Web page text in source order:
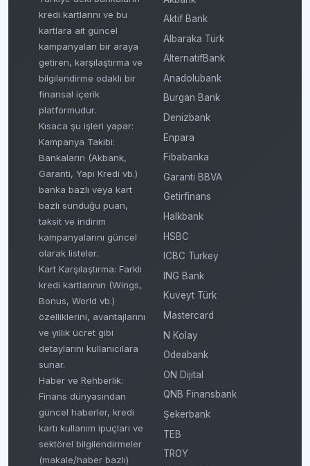
kredi kartlarını ve bu
kartlara ait güncel
kampanyaları bir araya
getiren, karşılaştırma ve
bilgilendirme odaklı bir
finansal içerik
platformudur.
Kısaca şu işleri yapar:
Kampanya Takibi:
Bankaların (Akbank,
Garanti, Yapı Kredi vb.)
banka bazlı veya kart
bazlı sunduğu puan,
taksit ve indirim
kampanyalarını güncel
olarak listeler.
Kart Karşılaştırma: Farklı
kredi kartlarının (Wings,
Bonus, World vb.)
özelliklerini, avantajlarını
ve yıllık ücret gibi
detaylarını kullanıcılara
sunar.
Haber ve Rehberlik:
Finans dünyasından
güncel haberler, kredi
kartı kullanım ipuçları ve
sektörel bilgilendirmeler
(makale/haber bazlı)
Aktif Bank
Albaraka Türk
AlternatifBank
Anadolubank
Burgan Bank
Denizbank
Enpara
Fibabanka
Garanti BBVA
Getirfinans
Halkbank
HSBC
ICBC Turkey
ING Bank
Kuveyt Türk
Mastercard
N Kolay
Odeabank
ON Dijital
QNB Finansbank
Şekerbank
TEB
TROY